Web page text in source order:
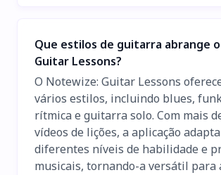
Que estilos de guitarra abrange
Guitar Lessons?
O Notewize: Guitar Lessons
vários estilos, incluindo blues,
rítmica e guitarra solo. Com mais
vídeos de lições, a aplicação
diferentes níveis de habilidade e
musicais, tornando-a versátil para